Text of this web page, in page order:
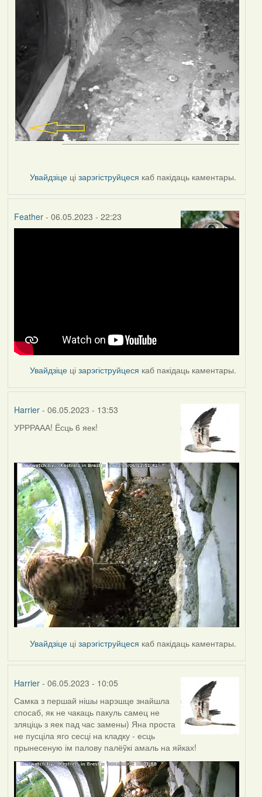
Увайдзіце цізарэгіструйцеся каб пакідаць каментары.
Feather- 06.05.2023 - 22:23
Увайдзіце цізарэгіструйцеся каб пакідаць каментары.
Harrier- 06.05.2023 - 13:53
УРРРААА! Ёсць 6 яек!
Увайдзіце цізарэгіструйцеся каб пакідаць каментары.
Harrier- 06.05.2023 - 10:05
Самка з першай нішы нарэшце знайшла
спосаб, як не чакаць пакуль самец не
зляціць з яек пад час замены) Яна проста
не пусціла яго сесці на кладку - есць
прынесеную ім палову палёўкі амаль на яйках!